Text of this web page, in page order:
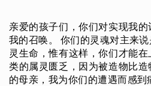
亲爱的孩子们，你们对实现我
我的召唤。 你们的灵魂对主来
灵生命，惟有这样，你们才能
类的属灵匮乏，因为被造物比
的母亲，我为你们的遭遇而感到